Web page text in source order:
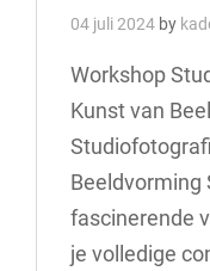
04 juli 2024 by
Workshop
Kunst van
Beeldvorming
fascinerende
je volledige